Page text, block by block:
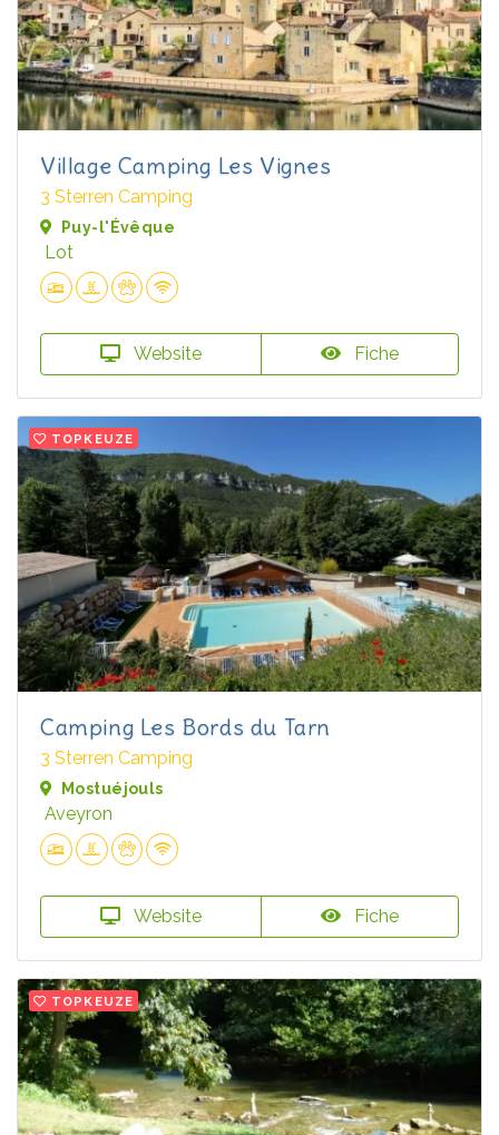
Village Camping Les Vignes
3 Sterren Camping
Puy-l'Évêque
Lot
Website Fiche
TOPKEUZE
Camping Les Bords du Tarn
3 Sterren Camping
Mostuéjouls
Aveyron
Website Fiche
TOPKEUZE